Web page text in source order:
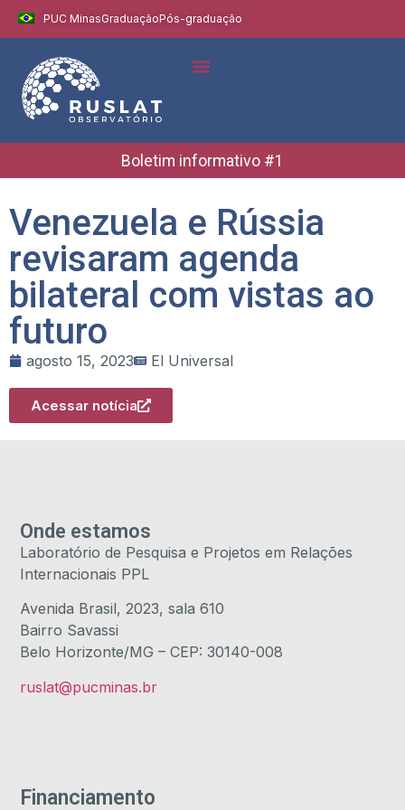
PUC MinasGraduaçãoPós-graduação
Boletim informativo #1
Venezuela e Rússia
revisaram agenda
bilateral com vistas ao
futuro
agosto 15, 2023 El Universal
Acessar notícia
Financiamento
Onde estamos
Laboratório de Pesquisa e Projetos em Relações
Internacionais PPL
Avenida Brasil, 2023, sala 610
Bairro Savassi
Belo Horizonte/MG – CEP: 30140-008
ruslat@pucminas.br